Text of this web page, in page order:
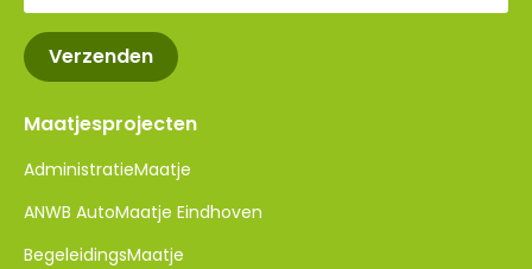
Maatjesprojecten
AdministratieMaatje
ANWB AutoMaatje Eindhoven
BegeleidingsMaatje